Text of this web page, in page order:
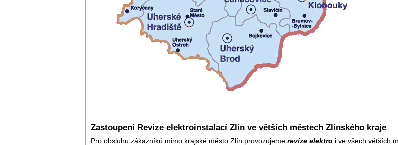
Zastoupení Revize elektroinstalací Zlín ve větších městech Zlínského kraje
Pro obsluhu zákazníků mimo krajské město Zlín provozujeme revize elektro i ve všech větších